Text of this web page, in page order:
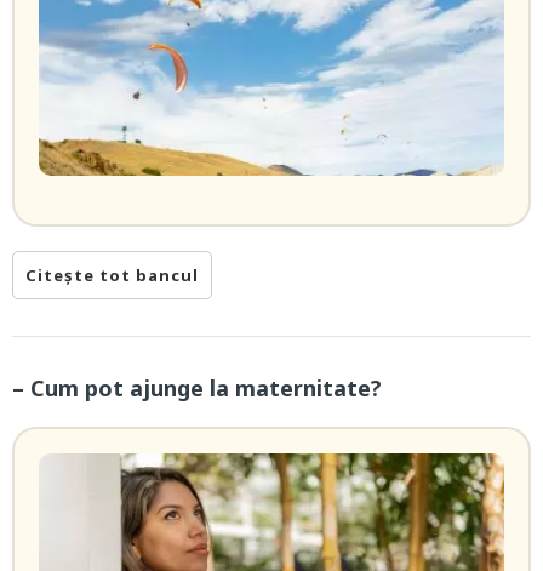
Citește tot bancul
– Cum pot ajunge la maternitate?